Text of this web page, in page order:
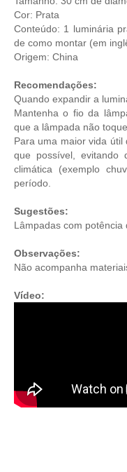
Cor: Prata
Conteúdo: 1 luminária
de como montar (em
Origem: China
Recomendações:
Quando expandir a
Mantenha o fio da
que a lâmpada não
Para uma maior vida
que possível, evitando
climática (exemplo
período.
Sugestões:
Lâmpadas com potência
Observações:
Não acompanha
Vídeo: